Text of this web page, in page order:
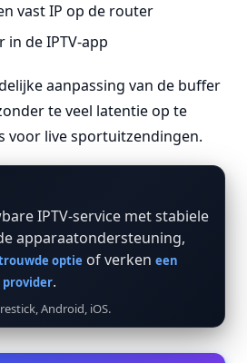
vast IP op de router
de IPTV-app
aanpassing van de buffer
te veel latentie op te
voor live sportuitzendingen.
IPTV-service met stabiele
apparaatondersteuning,
optie of verken een
.
Android, iOS.